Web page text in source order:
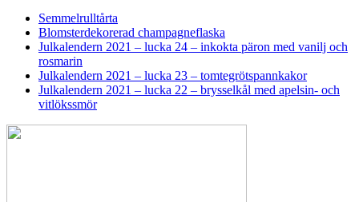
Semmelrulltårta
Blomsterdekorerad champagneflaska
Julkalendern 2021 – lucka 24 – inkokta päron med vanilj och
rosmarin
Julkalendern 2021 – lucka 23 – tomtegrötspannkakor
Julkalendern 2021 – lucka 22 – brysselkål med apelsin- och
vitlökssmör